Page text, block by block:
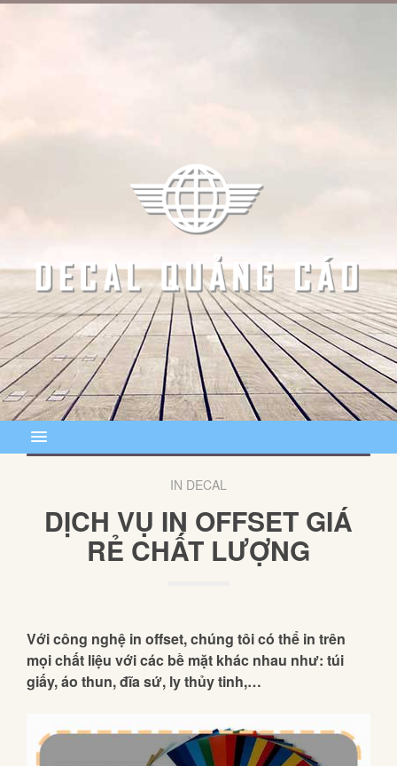
IN DECAL
DỊCH VỤ IN OFFSET GIÁ
RẺ CHẤT LƯỢNG
Với công nghệ in offset, chúng tôi có thể in trên
mọi chất liệu với các bề mặt khác nhau như: túi
giấy, áo thun, đĩa sứ, ly thủy tinh,…